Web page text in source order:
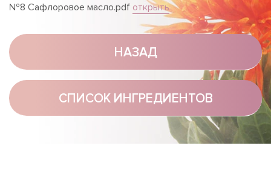
№8 Сафлоровое масло.pdf открыть
НАЗАД
СПИСОК ИНГРЕДИЕНТОВ